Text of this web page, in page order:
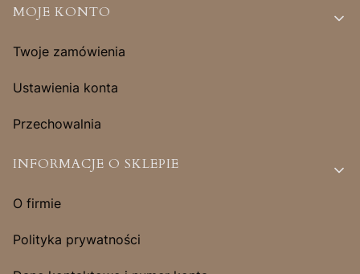
MOJE KONTO
Twoje zamówienia
Ustawienia konta
Przechowalnia
INFORMACJE O SKLEPIE
O firmie
Polityka prywatności